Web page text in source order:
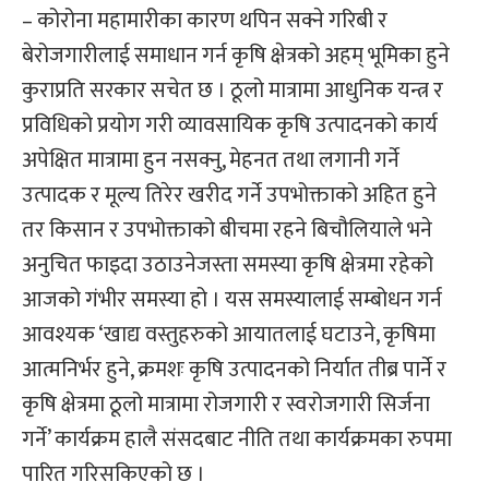
– कोरोना महामारीका कारण थपिन सक्ने गरिबी र
बेरोजगारीलाई समाधान गर्न कृषि क्षेत्रको अहम् भूमिका हुने
कुराप्रति सरकार सचेत छ । ठूलो मात्रामा आधुनिक यन्त्र र
प्रविधिको प्रयोग गरी व्यावसायिक कृषि उत्पादनको कार्य
अपेक्षित मात्रामा हुन नसक्नु, मेहनत तथा लगानी गर्ने
उत्पादक र मूल्य तिरेर खरीद गर्ने उपभोक्ताको अहित हुने
तर किसान र उपभोक्ताको बीचमा रहने बिचौलियाले भने
अनुचित फाइदा उठाउनेजस्ता समस्या कृषि क्षेत्रमा रहेको
आजको गंभीर समस्या हो । यस समस्यालाई सम्बोधन गर्न
आवश्यक ‘खाद्य वस्तुहरुको आयातलाई घटाउने, कृषिमा
आत्मनिर्भर हुने, क्रमशः कृषि उत्पादनको निर्यात तीब्र पार्ने र
कृषि क्षेत्रमा ठूलो मात्रामा रोजगारी र स्वरोजगारी सिर्जना
गर्ने’ कार्यक्रम हालै संसदबाट नीति तथा कार्यक्रमका रुपमा
पारित गरिसकिएको छ ।